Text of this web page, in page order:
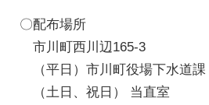
〇配布場所
市川町西川辺165-3
（平日）市川町役場下水道課
（土日、祝日） 当直室